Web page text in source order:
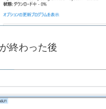
終わった後